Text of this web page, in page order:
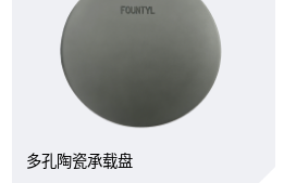
多孔陶瓷承载盘